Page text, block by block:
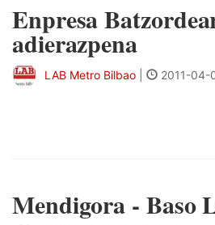
Enpresa
adierazpena
LAB Metro Bilbao 2011-04-
Mendigora - Baso